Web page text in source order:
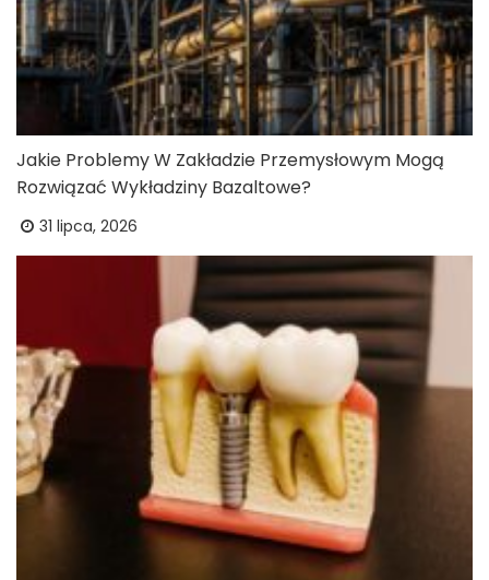
Jakie Problemy W Zakładzie Przemysłowym Mogą
Rozwiązać Wykładziny Bazaltowe?
31 lipca, 2026